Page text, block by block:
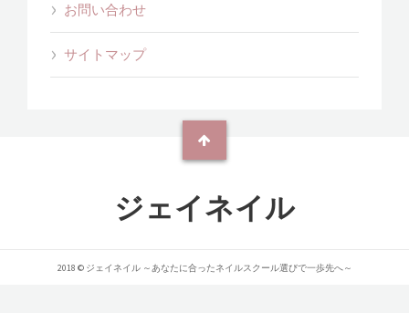
お問い合わせ
サイトマップ
ジェイネイル
2018 © ジェイネイル ～あなたに合ったネイルスクール選びで一歩先へ～